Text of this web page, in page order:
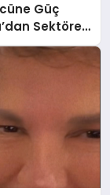
Güç
Sektöre